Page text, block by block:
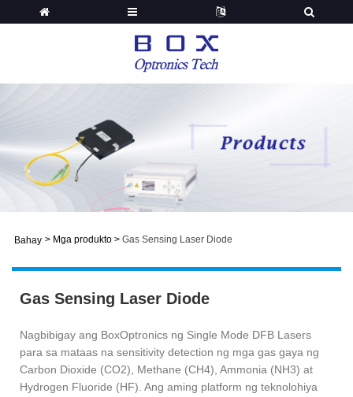
Bahay > Mga produkto > Gas Sensing Laser Diode
Gas Sensing Laser Diode
Nagbibigay ang BoxOptronics ng Single Mode DFB Lasers
para sa mataas na sensitivity detection ng mga gas gaya ng
Carbon Dioxide (CO2), Methane (CH4), Ammonia (NH3) at
Hydrogen Fluoride (HF). Ang aming platform ng teknolohiya